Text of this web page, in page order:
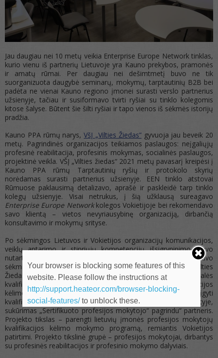
Jau daugiau nei 10 metų veikia Enterprise Europe Network tinklas,
kurio vienu iš partnerių Lietuvoje yra Kauno prekybos, pramonės
ir amatų rūmai. Per daugiau nei dešimtmetį buvo ne tik
suorganizuota daugybė seminarų, mokymų, tarptautinių B2B bei
padėta ne vienai Kauno regiono įmonei surasti verslo partnerius
užsienyje, tačiau ir susiformavo tvirti ryšiai su tinklo kolegomis
kitose šalyse. Būtent šie šilti ryšiai ir tapo vienos iš sėkmės istorijų
pradžia.
Kauno PPA rūmų narys,VšĮ „Vilties Žiedas”gyvuoja jau beveik 20
metų. Pagrindinės organizacijos teikiamos paslaugos: neįgaliųjų
profesinė reabilitacija, profesinis mokymas, socialinės paslaugos,
projektinė veikla. VŠĮ „Vilties žiedas“ 2021 metų pavasarį kreipėsi į
Kauno PPA rūmų Tarptautinių ryšių ir protokolo skyrių
norėdamas surasti partnerius užsienyje. EEN tinklo atstovai
Rūmuose paklausimą detalizavo, aprašė ir paskleidė tarp tinklo
kolegų užsienyje. Visai netrukus, į šią užklausą sureagavo
Enterprise Europe Networkkolegos Vokietijoje bei rekomendavo
savo klientą – vietos nevyriausybinę organizaciją, dirbančią
konsultavimo ir mokymų srityse.
Po sėkmingos Lietuvos ir Vokietijos organizacijų komunikacijos,
veiklų aptarimo ir stipriųjų kompetencijų išsigryninimo, buvo
nutarta kartu teikti Erasmus+ projekto paraišką. Vėliau ji buvo
sėkmingai patvirtinta, tad nuo 2022 m. kovo mėn. VšĮ „Vilties
Žiedas” yra ES lėšomis finansuojamo projekto „Dvišalės
kvalifikacijos ir kompetencijų programos rengimo ir kvalifikacijos
kėlimo instruktoriams, taip pat instruktoriams, siekiant įgyti
kvalifikacijos tobulinimo įmonėje kvalifikacijos kėlimo srityje,
sukūrimas „Sertifikuoto profesijos mokytojo“ pagrindu“ partneris.
Projekto tikslas – parengti lietuvių įmonės profesijos mokytojų
kvalifikacijos kėlimo mokymo programą, remiantis Vokietijos
patirtimi. Projekto tikslinė grupė – profesijos mokytojai, dirbantys
su profesinės reabilitacijos ir profesinio mokymo dalyviais.
Your browser is blocking some features of this
website. Please follow the instructions at
http://support.heateor.com/browser-blocking-
social-features/to unblock these.